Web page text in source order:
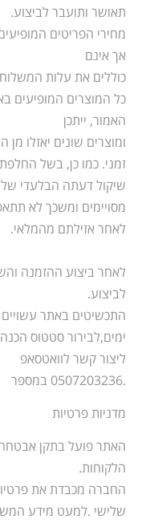
תאושר ותועבר לביצוע.
מחירי הפריטים
אך אינם
כוללים את עלות
כל המוצרים המופיעים
האמור, ייתכן
ומוצרים שונים יאזלו
זמני. כמו כן, בשל
שיקול דעתה הבלעדי של
מסויימים ומשכך לא
לאחר אזילתם מהמלאי.
לאחר ביצוע ההזמנה
לביצוע.
ימים,לבירור סטטוס
ליצור קשר לוואטסאפ
.0507203236 במספר
מדניות פרטיות
האתר פועל בתקן
הלקוחות.
החברה מכבדת את
שלישי .למעט מידע